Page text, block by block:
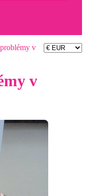
v
v